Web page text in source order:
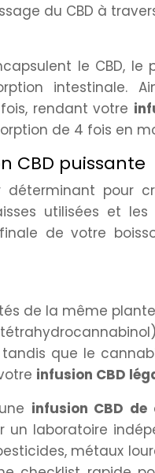
du CBD à
le CBD,
intestinale.
rendant votre
de 4 fois en
CBD puissante
pour
utilisées et les
de votre
de la même
que le
infusion CBD
infusion CBD
laboratoire
métaux